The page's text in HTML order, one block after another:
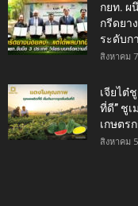
กยท. ผ
กรีดยา
ระดับก
สิงหาคม
เจียไต๋
ที่ดี” ชู
เกษตร
สิงหาคม